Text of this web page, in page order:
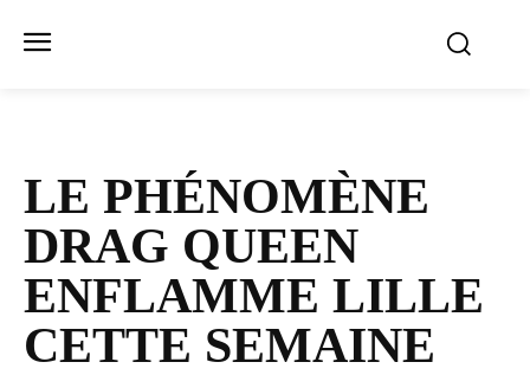
LE PHÉNOMÈNE
DRAG QUEEN
ENFLAMME LILLE
CETTE SEMAINE